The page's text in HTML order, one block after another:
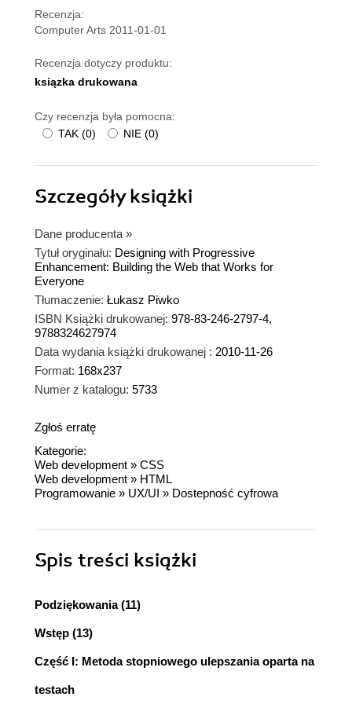
Recenzja:
Computer Arts 2011-01-01
Recenzja dotyczy produktu:
ksiązka drukowana
Czy recenzja była pomocna:
TAK (0) NIE (0)
Szczegółyksiążki
Dane producenta »
Tytuł oryginału: Designing with Progressive
Enhancement: Building the Web that Works for
Everyone
Tłumaczenie: Łukasz Piwko
ISBN Książki drukowanej: 978-83-246-2797-4,
9788324627974
Data wydania książki drukowanej : 2010-11-26
Format: 168x237
Numer z katalogu: 5733
Zgłoś erratę
Kategorie:
Web development » CSS
Web development » HTML
Programowanie » UX/UI » Dostepność cyfrowa
Spis treści książki
Podziękowania (11)
Wstęp (13)
Część I: Metoda stopniowego ulepszania oparta na
testach